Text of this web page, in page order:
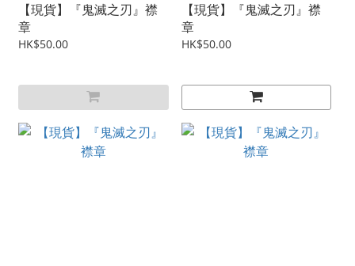
【現貨】『鬼滅之刃』襟
章
HK$50.00
【現貨】『鬼滅之刃』襟
章
HK$50.00